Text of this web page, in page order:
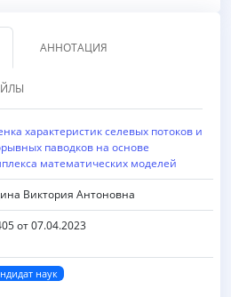
АННОТАЦИЯ
характеристик селевых потоков и
паводков на основе
математических моделей
Виктория Антоновна
от 07.04.2023
наук